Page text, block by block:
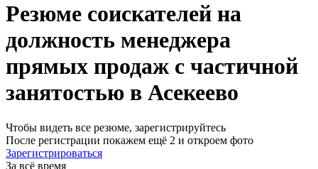
Резюме соискателей на
должность менеджера
прямых продаж с частичной
занятостью в Асекеево
Чтобы видеть все резюме, зарегистрируйтесь
После регистрации покажем ещё 2 и откроем фото
Зарегистрироваться
За всё время